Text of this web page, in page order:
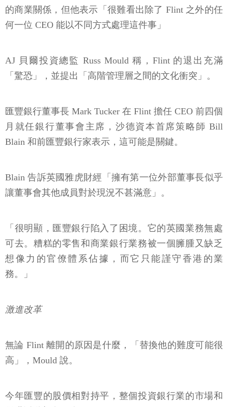
的商業關係，但他表示「很難看出除了 Flint 之外的任
何一位 CEO 能以不同方式處理這件事」
AJ 貝爾投資總監 Russ Mould 稱，Flint 的退出充滿
「驚恐」，並提出「高階管理層之間的文化衝突」。
匯豐銀行董事長 Mark Tucker 在 Flint 擔任 CEO 前四個
月就任銀行董事會主席，沙德資本首席策略師 Bill
Blain 和前匯豐銀行家表示，這可能是關鍵。
Blain 告訴英國雅虎財經「擁有第一位外部董事長似乎
讓董事會其他成員對於現況不甚滿意」。
「很明顯，匯豐銀行陷入了困境。它的英國業務無處
可去。糟糕的零售和商業銀行業務被一個臃腫又缺乏
想像力的官僚體系佔據，而它只能謹守香港的業
務。」
激進改革
無論 Flint 離開的原因是什麼，「替換他的難度可能很
高」，Mould 說。
今年匯豐的股價相對持平，整個投資銀行業的市場和